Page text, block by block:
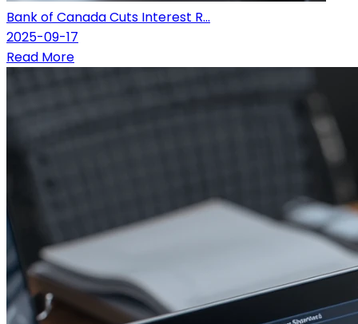
Bank of Canada Cuts Interest R...
2025-09-17
Read More